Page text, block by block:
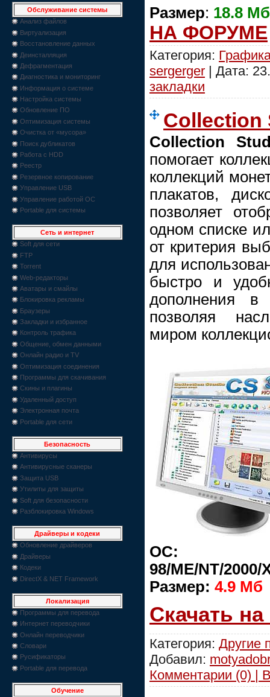
Обслуживание системы
Анализ файлов
Виртуализация
Восстановление данных
Деинсталляция
Дефрагментация
Диагностика и мониторинг
Информация о системе
Настройка системы
Обновление ПО
Оптимизация системы
Очистка от «мусора»
Поиск дубликатов
Работа с HDD
Реестр
Резервное копирование
Управление USB
Управление работой ОС
Portable для системы
Сеть и интернет
Soft для сети
FTP
Torrent
Web-редакторы
Аватары и смайлы
Блокировка рекламы
Браузеры
Закладки и избранное
Контроль трафика
Общение, обмен данными
Онлайн радио и TV
Оптимизация соединения
Программы для скачивания
Скины и плагины
Удаленный доступ
Электронная почта
Portable для сети
Безопасность
Антивирусы
Антивирусные сканеры
Защита USB
Утилиты для защиты
Soft для безопасности
Разблокировка Windows
Драйверы и кодеки
Обновление драйверов
Драйверы
Кодеки
DirectX & NET Framework
Локализация
Программы для перевода
Интернет переводчики
Онлайн переводчики
Словари
Русификаторы
Portable для перевода
Обучение
Размер: 18.8 Мб
НА ФОРУМЕ
Категория:
sergerger | Дата:
закладки
Collection
Collection
помогает
коллекций
плакатов,
позволяет
одном списке
от критерия
для
быстро и
дополнения в
позволяя
миром
ОС:
98/ME/NT/2000/
Размер: 4.9 Мб
Скачать
Категория: Другие
Добавил:
Комментарии (0) |